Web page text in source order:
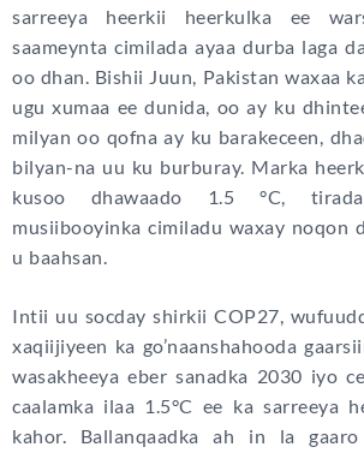
sarreeya heerkii heerkulka ee
saameynta cimilada ayaa durba laga
oo dhan. Bishii Juun, Pakistan waxaa
ugu xumaa ee dunida, oo ay ku
milyan oo qofna ay ku barakeceen,
bilyan-na uu ku burburay. Marka
kusoo dhawaado 1.5 °C,
musiibooyinka cimiladu waxay noqon
u baahsan.
Intii uu socday shirkii COP27,
xaqiijiyeen ka go’naanshahooda
wasakheeya eber sanadka 2030 iyo
caalamka ilaa 1.5°C ee ka sarreeya
kahor. Ballanqaadka ah in la gaaro